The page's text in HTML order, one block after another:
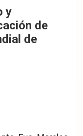
y
de
de